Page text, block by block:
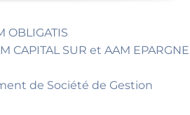
OBLIGATIS
CAPITAL SUR et AAM EPARGNE
de Société de Gestion